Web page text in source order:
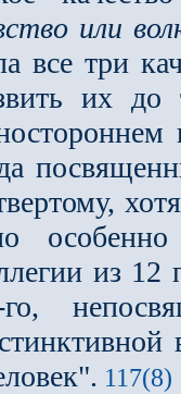
или
все три
их до
из 12
го,
117(8)